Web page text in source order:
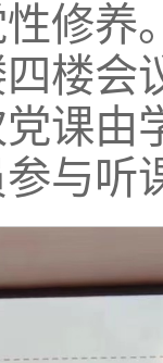
修养
楼会
课由
与听